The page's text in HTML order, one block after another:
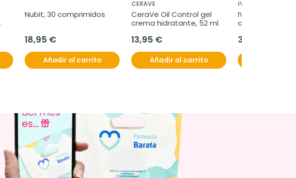
Nubit, 30 comprimidos
18,95 €
Añadir al carrito
CERAVE
CeraVe Oil Control gel
crema hidratante, 52 ml
13,95 €
Añadir al carrito
IVB
IVB
capsulas
34,90 €